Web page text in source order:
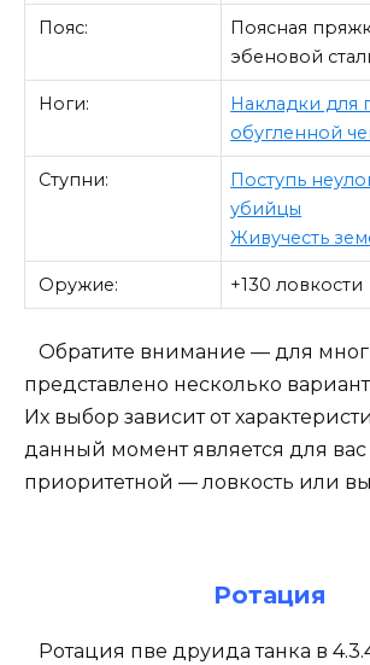
Пояс:
Поясная
эбеновой
Ноги:
Накладки для
обугленной
Ступни:
Поступь
убийцы
Живучесть
Оружие: +130 ловкости
Обратите внимание — для
представлено несколько
Их выбор зависит от
данный момент является для вас
приоритетной — ловкость или
Ротация
Ротация пве друида танка в